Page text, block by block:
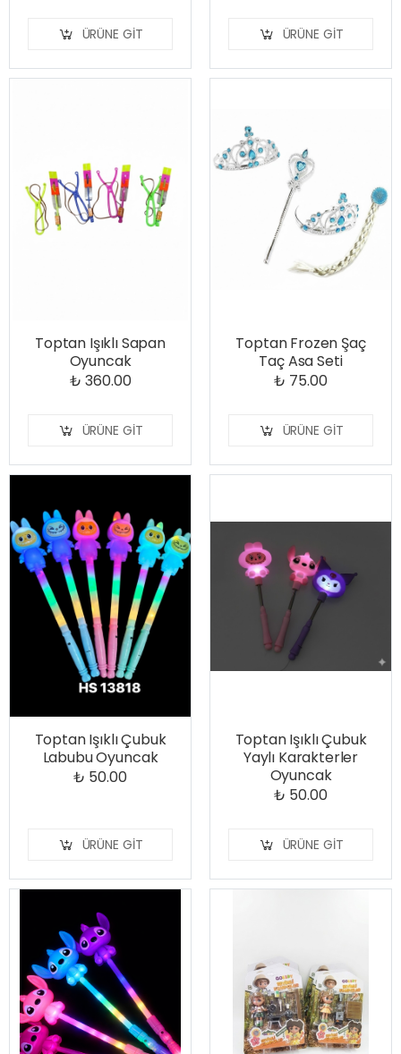
ÜRÜNE GIT ÜRÜNE GIT
Toptan Işıklı Sapan
Oyuncak
₺ 360.00
ÜRÜNE GIT
Toptan Frozen Şaç
Taç Asa Seti
₺ 75.00
ÜRÜNE GIT
Toptan Işıklı Çubuk
Labubu Oyuncak
₺ 50.00
ÜRÜNE GIT
Toptan Işıklı Çubuk
Yaylı Karakterler
Oyuncak
₺ 50.00
ÜRÜNE GIT